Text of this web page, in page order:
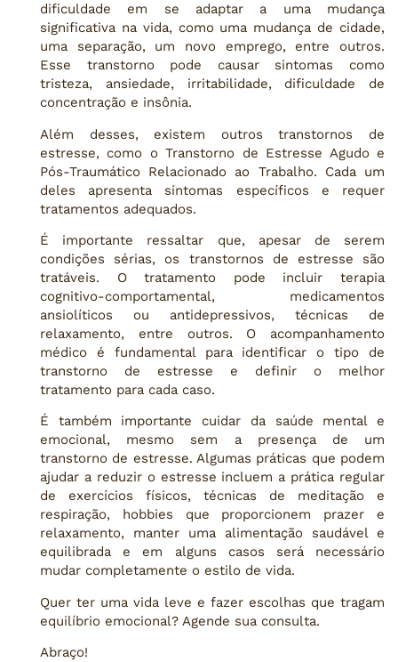
dificuldade em se adaptar a uma mudança
significativa na vida, como uma mudança de cidade,
uma separação, um novo emprego, entre outros.
Esse transtorno pode causar sintomas como
tristeza, ansiedade, irritabilidade, dificuldade de
concentração e insônia.
Além desses, existem outros transtornos de
estresse, como o Transtorno de Estresse Agudo e
Pós-Traumático Relacionado ao Trabalho. Cada um
deles apresenta sintomas específicos e requer
tratamentos adequados.
É importante ressaltar que, apesar de serem
condições sérias, os transtornos de estresse são
tratáveis. O tratamento pode incluir terapia
cognitivo-comportamental, medicamentos
ansiolíticos ou antidepressivos, técnicas de
relaxamento, entre outros. O acompanhamento
médico é fundamental para identificar o tipo de
transtorno de estresse e definir o melhor
tratamento para cada caso.
É também importante cuidar da saúde mental e
emocional, mesmo sem a presença de um
transtorno de estresse. Algumas práticas que podem
ajudar a reduzir o estresse incluem a prática regular
de exercícios físicos, técnicas de meditação e
respiração, hobbies que proporcionem prazer e
relaxamento, manter uma alimentação saudável e
equilibrada e em alguns casos será necessário
mudar completamente o estilo de vida.
Quer ter uma vida leve e fazer escolhas que tragam
equilíbrio emocional? Agende sua consulta.
Abraço!